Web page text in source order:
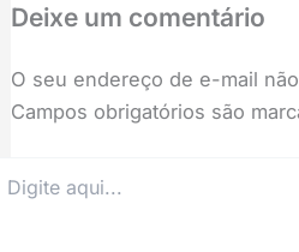
Deixe um comentário
O seu endereço de e-mail
Campos obrigatórios são